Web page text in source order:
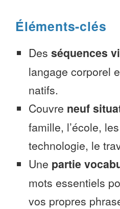
Éléments-clés
Des séquences
langage corporel
natifs.
Couvre neuf
famille, l’école,
technologie, le
Une partie
mots essentiels
vos propres